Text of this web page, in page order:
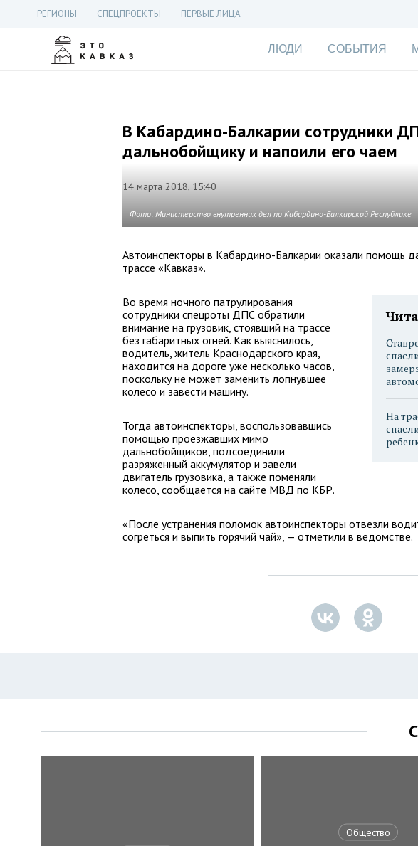
РЕГИОНЫ СПЕЦПРОЕКТЫ ПЕРВЫЕ ЛИЦА
ЛЮДИ СОБЫТИЯ
В Кабардино-Балкарии сотрудники
дальнобойщику и напоили его чаем
14 марта 2018, 15:40
Фото: Министерство внутренних дел по Кабардино-Балкарской Республике
Автоинспекторы в Кабардино-Балкарии оказали помощь
трассе «Кавказ».
На
Во время ночного патрулирования
сотрудники спецроты ДПС обратили
внимание на грузовик, стоявший на трассе
без габаритных огней. Как выяснилось,
водитель, житель Краснодарского края,
находится на дороге уже несколько часов,
поскольку не может заменить лопнувшее
колесо и завести машину.
Тогда автоинспекторы, воспользовавшись
помощью проезжавших мимо
дальнобойщиков, подсоединили
разряженный аккумулятор и завели
двигатель грузовика, а также поменяли
колесо, сообщается на сайте МВД по КБР.
«После устранения поломок автоинспекторы отвезли
согреться и выпить горячий чай», — отметили в ведомстве.
Общество